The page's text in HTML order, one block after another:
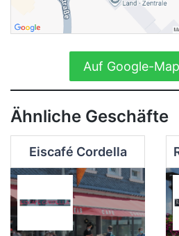
Auf Google-
Ähnliche Geschäfte
Eiscafé Cordella